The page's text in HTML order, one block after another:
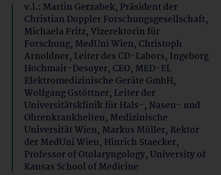
v.l.: Martin Gerzabek, Präsident der
Christian Doppler Forschungsgesellschaft,
Michaela Fritz, Vizerektorin für
Forschung, MedUni Wien, Christoph
Arnoldner, Leiter des CD-Labors, Ingeborg
Hochmair-Desoyer, CEO, MED-EL
Elektromedizinische Geräte GmbH,
Wolfgang Gstöttner, Leiter der
Universitätsklinik für Hals-, Nasen- und
Ohrenkrankheiten, Medizinische
Universität Wien, Markus Müller, Rektor
der MedUni Wien, Hinrich Staecker,
Professor of Otolaryngology, University of
Kansas School of Medicine